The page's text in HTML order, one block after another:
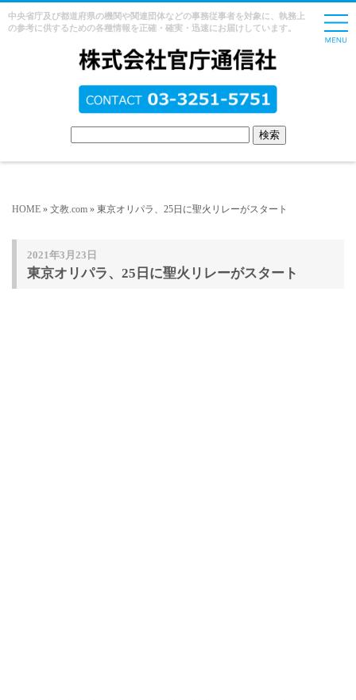
中央省庁及び都道府県の機関や関連団体などの事務従事者を対象に、執務上
の参考に供するための各種情報を正確・確実・迅速にお届けしています。
HOME » 文教.com » 東京オリパラ、25日に聖火リレーがスタート
2021年3月23日
東京オリパラ、25日に聖火リレーがスタート